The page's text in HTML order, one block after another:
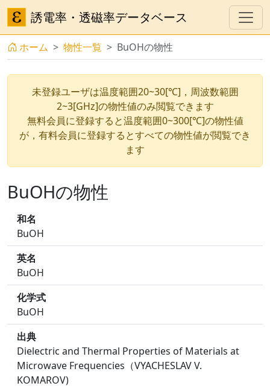
誘電率・透磁率データベース
ホーム 物性一覧 BuOHの物性
未登録ユーザは温度範囲20~30[℃]，周波数範囲
2~3[GHz]の物性値のみ閲覧できます
無料会員に登録すると温度範囲0~300[℃]の物性値
が，有料会員に登録するとすべての物性値が閲覧でき
ます
BuOHの物性
和名
BuOH
英名
BuOH
化学式
BuOH
出典
Dielectric and Thermal Properties of Materials at
Microwave Frequencies（VYACHESLAV V.
KOMAROV)